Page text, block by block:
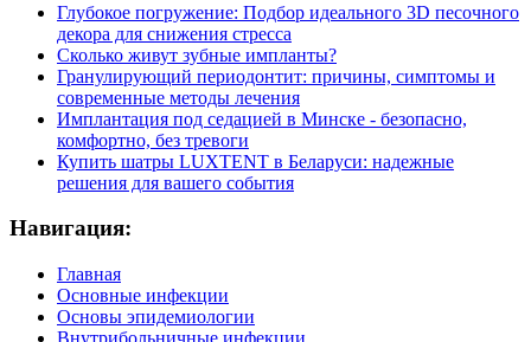
Глубокое погружение: Подбор идеального 3D песочного
декора для снижения стресса
Сколько живут зубные импланты?
Гранулирующий периодонтит: причины, симптомы и
современные методы лечения
Имплантация под седацией в Минске - безопасно,
комфортно, без тревоги
Купить шатры LUXTENT в Беларуси: надежные
решения для вашего события
Навигация:
Главная
Основные инфекции
Основы эпидемиологии